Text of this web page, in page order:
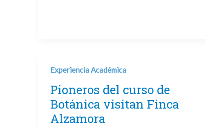
Experiencia Académica
Pioneros del curso de
Botánica visitan Finca
Alzamora